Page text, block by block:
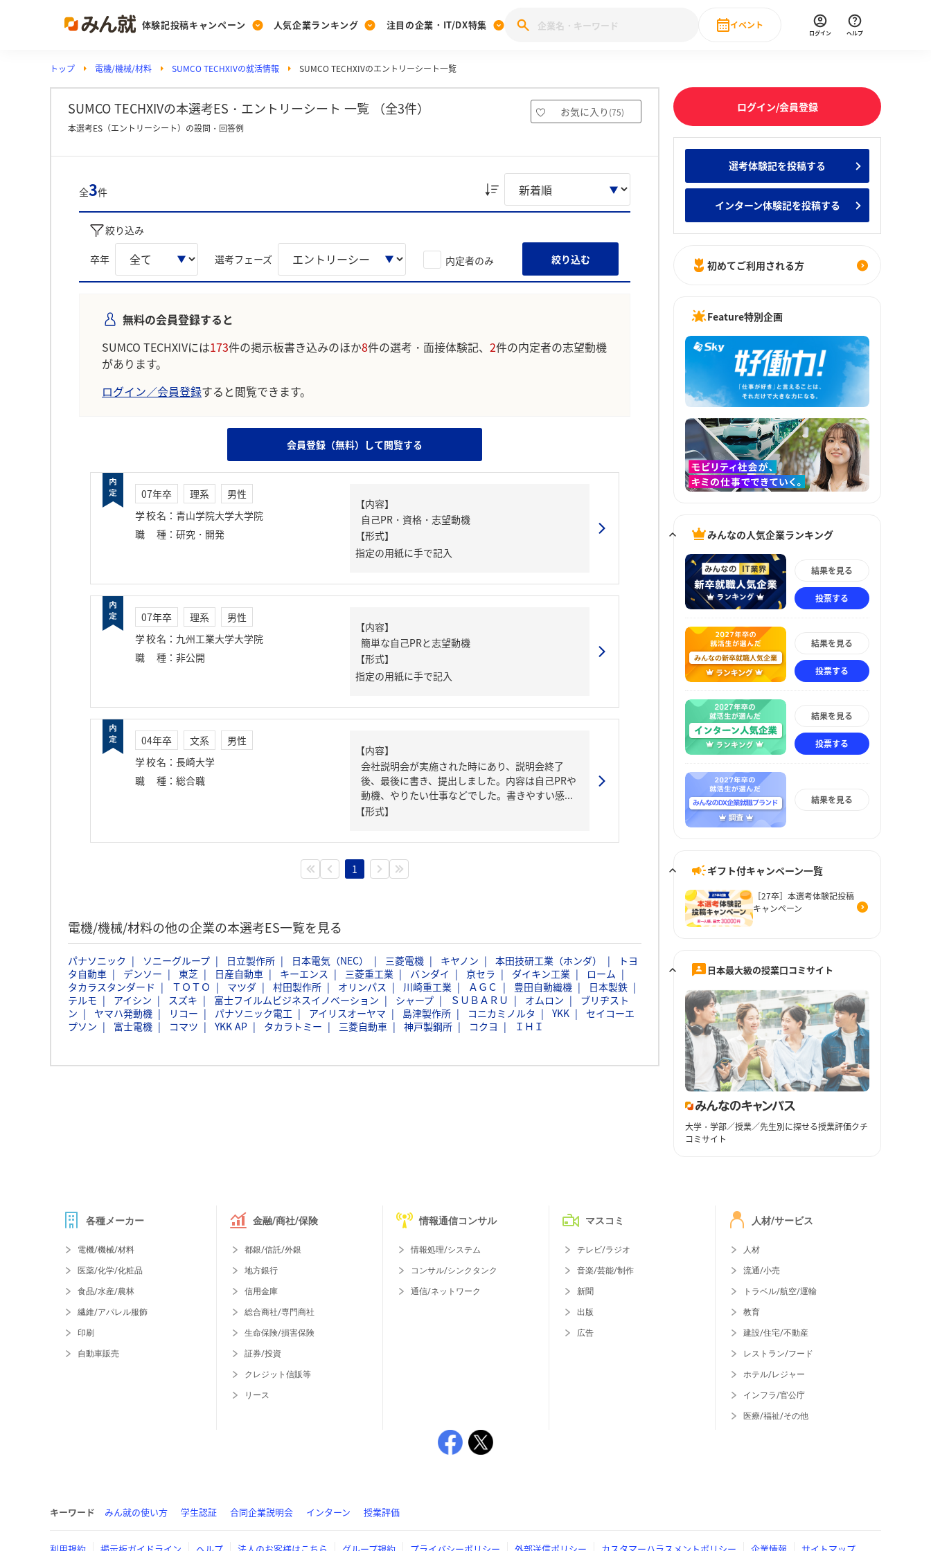
体験記投稿キャンペーン
Post
投稿する
[27卒] 本選考体験記投稿キャンペーン
人気企業ランキング
Ranking
ランキングを見る
みんなのDX企業就職ブランド調査
Vote みんなの新卒就職人気企業ランキング みんなのインターン人気企業ランキ
注目の企業・IT/DX特集
PickUp
注目の企業特集
28卒 IT・DX現場社員インタビュー
イベント
直近のイベント一覧
ログイン ヘルプ
トップ 電機/機械/材料 SUMCO TECHXIVの就活情報 SUMCO TECHXIVのエントリーシート一覧
SUMCO TECHXIVの本選考ES・エントリーシート 一覧 （全3件） お気に入り (75)
本選考ES（エントリーシート）の設問・回答例
全3件
絞り込み
卒年 選考フェーズ 内定者のみ 絞り込む
無料の会員登録すると
SUMCO TECHXIVには173件の掲示板書き込みのほか8件の選考・面接体験記、 2件の内定者の志望動機
があります。
ログイン／会員登録すると閲覧できます。
会員登録（無料）して閲覧する
07年卒 理系
男性
学校名 ： 青山学院大学大学院
職種 ： 研究・開発
【内容】
自己PR・資格・志望動機
【形式】
指定の用紙に手で記入
07年卒 理系
男性
学校名 ： 九州工業大学大学院
職種 ： 非公開
【内容】
簡単な自己PRと志望動機
【形式】
指定の用紙に手で記入
04年卒 文系
男性
学校名 ： 長崎大学
職種 ： 総合職
【内容】
会社説明会が実施された時にあり、説明会終了
後、最後に書き、提出しました。内容は自己PRや
動機、やりたい仕事などでした。書きやすい感...
【形式】
1
電機/機械/材料の他の企業の本選考ES一覧を見る
パナソニック ソニーグループ 日立製作所 日本電気（NEC） 三菱電機 キヤノン 本田技研工業（ホンダ）
トヨ
タ自動車
デンソー 東芝 日産自動車 キーエンス 三菱重工業 バンダイ 京セラ ダイキン工業
ローム
タカラスタンダード
ＴＯＴＯ マツダ 村田製作所 オリンパス 川崎重工業 ＡＧＣ 豊田自動織機
日本製鉄
テルモ
アイシン スズキ 富士フイルムビジネスイノベーション シャープ ＳＵＢＡＲＵ オムロン
ブリヂスト
ン
ヤマハ発動機 リコー パナソニック電工 アイリスオーヤマ 島津製作所 コニカミノルタ YKK
セイコーエ
プソン
富士電機 コマツ YKK AP タカラトミー 三菱自動車 神戸製鋼所 コクヨ ＩＨＩ
ログイン/会員登録
選考体験記を投稿する
インターン体験記を投稿する
初めてご利用される方
Feature特別企画
みんなの人気企業ランキング
結果を見る
投票する
結果を見る
投票する
結果を見る
投票する
結果を見る
ギフト付キャンペーン一覧
［27卒］本選考体験記投稿
キャンペーン
日本最大級の授業口コミサイト
大学・学部／授業／先生別に探せる授業評価クチ
コミサイト
各種メーカー
電機/機械/材料
医薬/化学/化粧品
食品/水産/農林
繊維/アパレル服飾
印刷
自動車販売
金融/商社/保険
都銀/信託/外銀
地方銀行
信用金庫
総合商社/専門商社
生命保険/損害保険
証券/投資
クレジット信販等
リース
情報通信コンサル
情報処理/システム
コンサル/シンクタンク
通信/ネットワーク
マスコミ
テレビ/ラジオ
音楽/芸能/制作
新聞
出版
広告
人材/サービス
人材
流通/小売
トラベル/航空/運輸
教育
建設/住宅/不動産
レストラン/フード
ホテル/レジャー
インフラ/官公庁
医療/福祉/その他
キーワード みん就の使い方 学生認証 合同企業説明会 インターン 授業評価